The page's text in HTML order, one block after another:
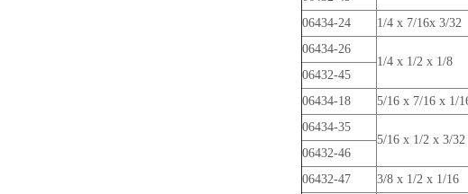
06434-24
1/4 x 7/16x 3/32
06434-26
1/4 x 1/2 x 1/8
06432-45
06434-18
5/16 x 7/16 x 1/
06434-35
5/16 x 1/2 x 3/32
06432-46
06432-47
3/8 x 1/2 x 1/16